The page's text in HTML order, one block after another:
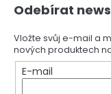
Odebírat
Vložte svůj e-mail a
nových produktech
E-mail